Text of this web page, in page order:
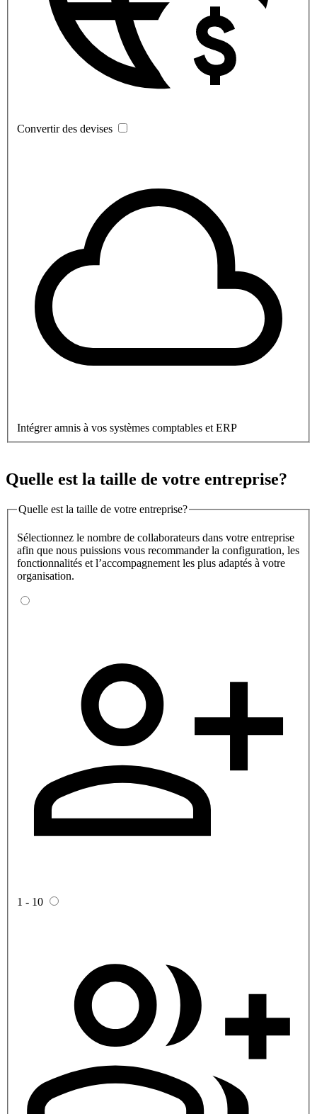
Convertir des devises
Intégrer amnis à vos systèmes comptables et ERP
Quelle est la taille de votre entreprise?
Quelle est la taille de votre entreprise?
Sélectionnez le nombre de collaborateurs dans votre entreprise
afin que nous puissions vous recommander la configuration, les
fonctionnalités et l’accompagnement les plus adaptés à votre
organisation.
1 - 10